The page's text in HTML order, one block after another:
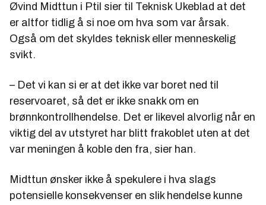
Øvind Midttun i Ptil sier til Teknisk Ukeblad at det
er altfor tidlig å si noe om hva som var årsak.
Også om det skyldes teknisk eller menneskelig
svikt.
– Det vi kan si er at det ikke var boret ned til
reservoaret, så det er ikke snakk om en
brønnkontrollhendelse. Det er likevel alvorlig når en
viktig del av utstyret har blitt frakoblet uten at det
var meningen å koble den fra, sier han.
Midttun ønsker ikke å spekulere i hva slags
potensielle konsekvenser en slik hendelse kunne